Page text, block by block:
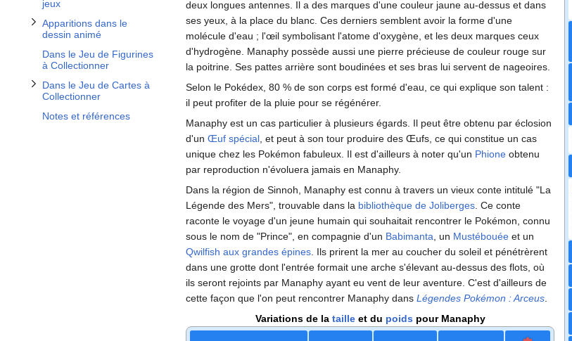
jeux
Apparitions dans le
dessin animé
Dans le Jeu de Figurines
à Collectionner
Dans le Jeu de Cartes à
Collectionner
Notes et références
deux longues antennes. Il a des marques d'une couleur jaune au-dessus et dans
ses yeux, à la place du blanc. Ces derniers semblent avoir la forme d'une
molécule d'eau ; l'œil symbolisant l'atome d'oxygène, et les deux marques ceux
d'hydrogène. Manaphy possède aussi une pierre précieuse de couleur rouge sur
la poitrine. Ses pattes arrière sont boudinées et ses bras lui servent de nageoires.
Selon le Pokédex, 80 % de son corps est formé d'eau, ce qui explique son talent :
il peut profiter de la pluie pour se régénérer.
Manaphy est un cas particulier à plusieurs égards. Il peut être obtenu par éclosion
d'un Œuf spécial , et peut à son tour produire des Œufs, ce qui constitue un cas
unique chez les Pokémon fabuleux. Il est d'ailleurs à noter qu'un Phione obtenu
par reproduction n'évoluera jamais en Manaphy.
Dans la région de Sinnoh, Manaphy est connu à travers un vieux conte intitulé "La
Légende des Mers", trouvable dans la bibliothèque de Joliberges . Ce conte
raconte le voyage d'un jeune humain qui souhaitait rencontrer le Pokémon, connu
sous le nom de "Prince", en compagnie d'un Babimanta , un Mustébouée et un
Qwilfish aux grandes épines . Ils prirent la mer au coucher du soleil et pénétrèrent
dans une grotte dont l'entrée formait une arche s'élevant au-dessus des flots, où
ils seront rejoints par Manaphy ayant eu vent de leur aventure. C'est d'ailleurs de
cette façon que l'on peut rencontrer Manaphy dans Légendes Pokémon : Arceus
Variations de la tailleet du poids pour Manaphy